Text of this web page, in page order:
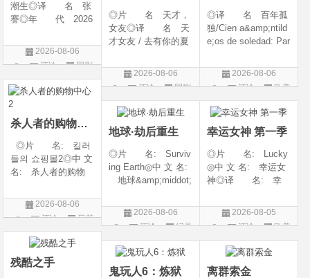
潮生◎译 名 张
謇◎年 代 2026
陆◎类 别 传记
/ 历史 / 古装◎语
上映日期 2026-07-
20(中国大陆)◎
2026-08-06
评论
国剧
◎片 名 天才，
女友◎译 名 天
才女友 / 去有你的夏
年 代 2026◎
产 地 中国大陆
爱情◎语 言 汉
语普通话◎上映日期
2026-08-06
评论
国剧
◎译 名 百年孤
独/Cien a&amp;ntild
e;os de soledad: Par
ears of Solitude/One
Hundred Years of So
寂/百年孤寂：第一
部(台)/百年孤
2026-08-06
评论
欧美
剧
杀人者的购物中心2
◎片 名: 킬러
들의 쇼핑몰2◎中 文
名: 杀人者的购物
A Shop for Killers S
2 / A Shop for Killers
代: 2026◎产
地: 韩国
2026-08-06
评论
日韩
剧
地球·劫后重生
◎片 名: Surviv
ing Earth◎中 文 名:
地球&amp;middot;
名: 幸存地球◎
年 代: 2026◎
类 别: 纪录片
◎语 言: 英语
◎上映
2026-08-06
评论
纪录
片
幸运女神 第一季
◎片 名: Lucky
◎中 文 名: 幸运女
神◎译 名: 幸
6◎产 地: 美国
◎类 别: 剧情 /
英语◎上映日期: 2
026-07-15(美国)
2026-08-05
评论
欧美
剧
残酷之手
鬼玩人6：炼狱 离群索金